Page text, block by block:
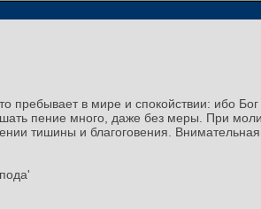
пребывает в мире и спокойствии: ибо
пение много, даже без меры. При
тишины и благоговения.